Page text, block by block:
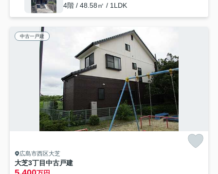
4階 / 48.58㎡ / 1LDK
中古一戸建
広島市西区大芝
大芝3丁目中古戸建